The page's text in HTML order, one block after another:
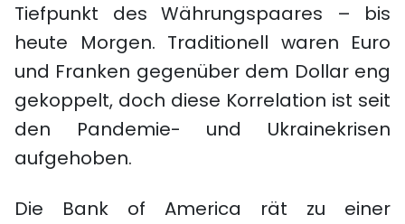
Tiefpunkt des Währungspaares – bis
heute Morgen. Traditionell waren Euro
und Franken gegenüber dem Dollar eng
gekoppelt, doch diese Korrelation ist seit
den Pandemie- und Ukrainekrisen
aufgehoben.
Die Bank of America rät zu einer